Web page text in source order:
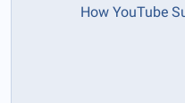
How YouTube